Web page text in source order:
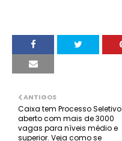
ANTIGOS
Caixa tem Processo Seletivo
aberto com mais de 3000
vagas para níveis médio e
superior. Veja como se